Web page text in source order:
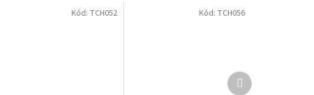
Kód: TCH052 Kód: TCH056
Ďalší
produkt